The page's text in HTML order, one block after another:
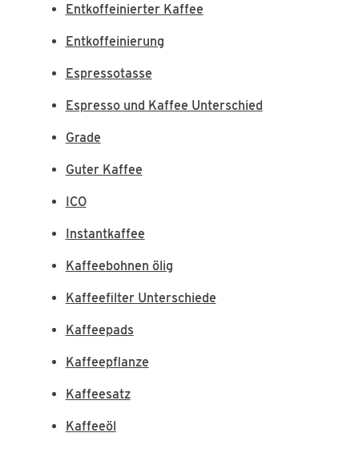
Entkoffeinierter Kaffee
Entkoffeinierung
Espressotasse
Espresso und Kaffee Unterschied
Grade
Guter Kaffee
ICO
Instantkaffee
Kaffeebohnen ölig
Kaffeefilter Unterschiede
Kaffeepads
Kaffeepflanze
Kaffeesatz
Kaffeeöl